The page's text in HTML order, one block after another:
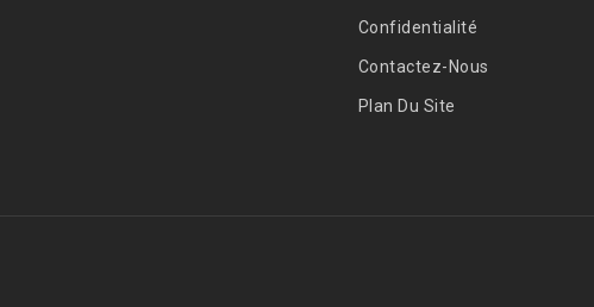
Confidentialité
Contactez-Nous
Plan Du Site